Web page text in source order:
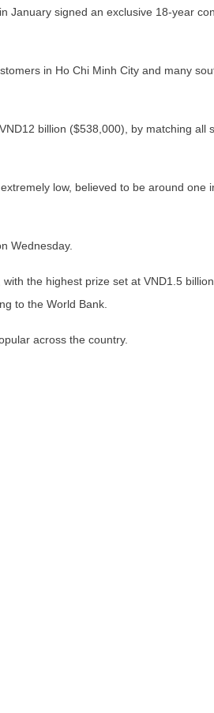
January signed an exclusive 18-year
in Ho Chi Minh City and many
billion ($538,000), by matching all
low, believed to be around one
Wednesday.
the highest prize set at VND1.5 billion
to the World Bank.
across the country.